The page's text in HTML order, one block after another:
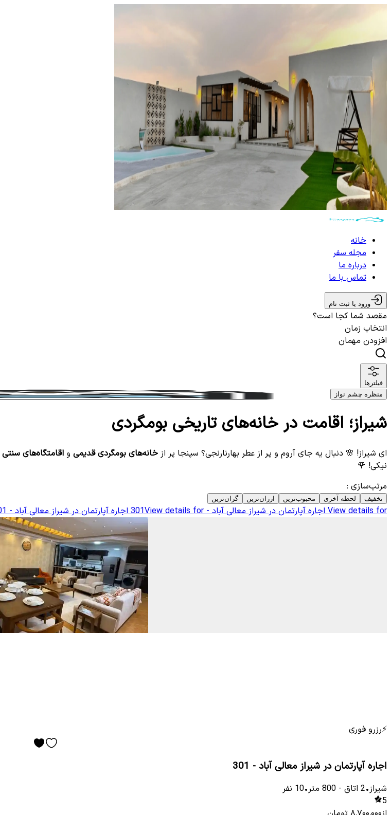
خانه
مجله سفر
درباره ما
تماس با ما
ورود یا ثبت نام
مقصد شما کجا است؟
انتخاب زمان
افزودن مهمان
فیلترها
منظره چشم نواز
شیراز؛ اقامت در خانه‌های تاریخی بومگردی
ای شیراز! 🌸 دنبال یه جای آروم و پر از عطر بهارنارنجی؟ سپنجا پر از خانه‌های بومگردی قدیمی و اقامتگاه‌های سنتی
نیکی! 🌹
مرتب‌سازی :
تخفیف لحظه آخری محبوب‌ترین ارزان‌ترین گران‌ترین
View details for اجاره آپارتمان در شیراز معالی آباد - 301View details for اجاره آپارتمان در شیراز معالی آباد - 301
⚡رزرو فوری
اجاره آپارتمان در شیراز معالی آباد - 301
شیراز•
2 اتاق -
800 متر•
10 نفر
5